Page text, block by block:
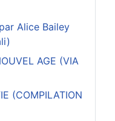
Alice Bailey
AGE (VIA
(COMPILATION